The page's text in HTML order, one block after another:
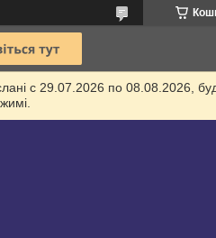
с 29.07.2026 по 08.08.2026,